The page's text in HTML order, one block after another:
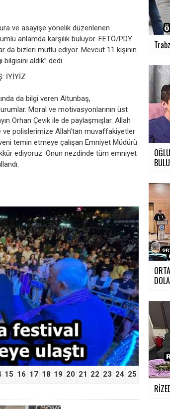
ve asayişe yönelik düzenlenen
anlamda karşılık buluyor. FETÖ/PDY
da bizleri mutlu ediyor. Mevcut 11 kişinin
aldık” dedi.
İYİYİZ
da bilgi veren Altunbaş,
Moral ve motivasyonlarının üst
Orhan Çevik ile de paylaşmışlar. Allah
ve polislerimize Allah’tan muvaffakiyetler
temin etmeye çalışan Emniyet Müdürü
ediyoruz. Onun nezdinde tüm emniyet
15 16 17 18 19 20 21 22 23 24 25